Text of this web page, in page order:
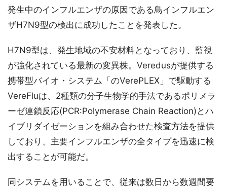
発生中のインフルエンザの原因である鳥インフルエン
ザH7N9型の検出に成功したことを発表した。
H7N9型は、発生地域の不安材料となっており、監視
が強化されている最新の変異株。Veredusが提供する
携帯型バイオ・システム「のVerePLEX」で駆動する
VereFluは、2種類の分子生物学的手法であるポリメラ
ーゼ連鎖反応(PCR:Polymerase Chain Reaction)とハ
イブリダイゼーションを組み合わせた検査方法を提供
しており、主要インフルエンザの全タイプを迅速に検
出することが可能だ。
同システムを用いることで、従来は数日から数週間要